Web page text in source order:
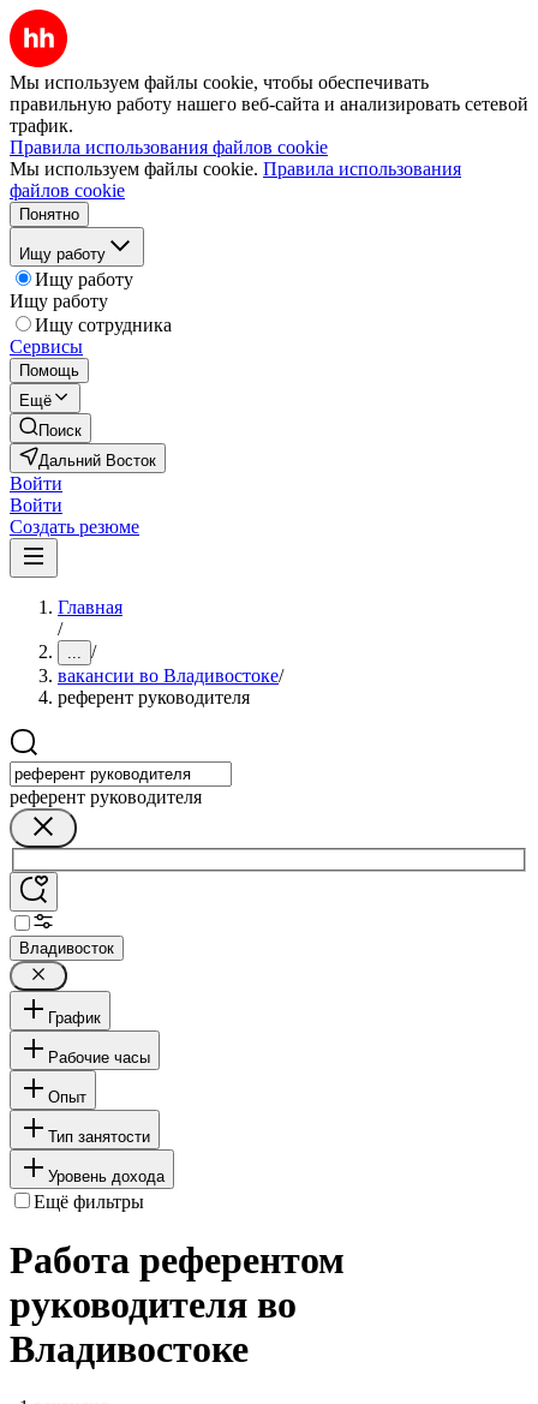
Мы используем файлы cookie, чтобы обеспечивать
правильную работу нашего веб-сайта и анализировать сетевой
трафик.
Правила использования файлов cookie
Мы используем файлы cookie. Правила использования
файлов cookie
Понятно
Ищу работу
Ищу работу
Ищу работу
Ищу сотрудника
Сервисы
Помощь
Ещё
Поиск
Дальний Восток
Войти
Войти
Создать резюме
Главная
/
... /
вакансии во Владивостоке/
референт руководителя
референт руководителя
Владивосток
График
Рабочие часы
Опыт
Тип занятости
Уровень дохода
Ещё фильтры
Работа референтом
руководителя во
Владивостоке